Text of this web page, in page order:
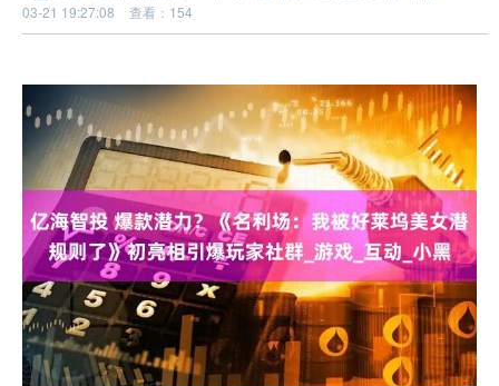
03-21 19:27:08
查看：154